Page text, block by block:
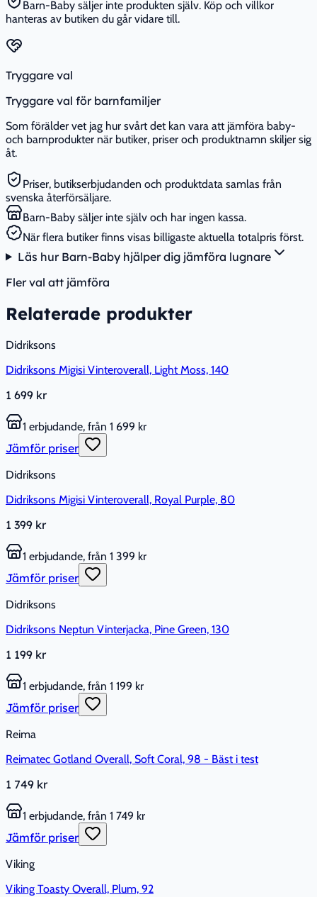
Barn-Baby säljer inte produkten själv. Köp och villkor
hanteras av butiken du går vidare till.
Tryggare val
Tryggare val för barnfamiljer
Som förälder vet jag hur svårt det kan vara att jämföra baby-
och barnprodukter när butiker, priser och produktnamn skiljer sig
åt.
Priser, butikserbjudanden och produktdata samlas från
svenska återförsäljare.
Barn-Baby säljer inte själv och har ingen kassa.
När flera butiker finns visas billigaste aktuella totalpris först.
Läs hur Barn-Baby hjälper dig jämföra lugnare
Fler val att jämföra
Relaterade produkter
Didriksons
Didriksons Migisi Vinteroverall, Light Moss, 140
1 699 kr
1 erbjudande, från 1 699 kr
Jämför priser
Didriksons
Didriksons Migisi Vinteroverall, Royal Purple, 80
1 399 kr
1 erbjudande, från 1 399 kr
Jämför priser
Didriksons
Didriksons Neptun Vinterjacka, Pine Green, 130
1 199 kr
1 erbjudande, från 1 199 kr
Jämför priser
Reima
Reimatec Gotland Overall, Soft Coral, 98 - Bäst i test
1 749 kr
1 erbjudande, från 1 749 kr
Jämför priser
Viking
Viking Toasty Overall, Plum, 92